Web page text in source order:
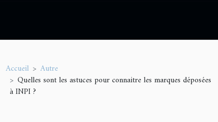
Accueil
Autre
Quelles sont les astuces pour connaitre les marques déposées
à INPI ?